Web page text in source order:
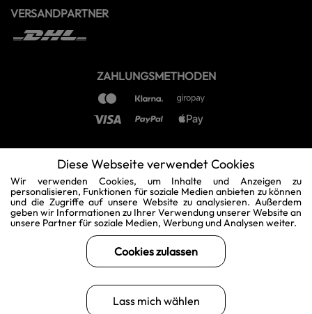
Diese Webseite verwendet Cookies
Wir verwenden Cookies, um Inhalte und Anzeigen zu
personalisieren, Funktionen für soziale Medien anbieten zu können
und die Zugriffe auf unsere Website zu analysieren. Außerdem
geben wir Informationen zu Ihrer Verwendung unserer Website an
unsere Partner für soziale Medien, Werbung und Analysen weiter.
Cookies zulassen
Lass mich wählen
VERSANDPARTNER
ZAHLUNGSMETHODEN